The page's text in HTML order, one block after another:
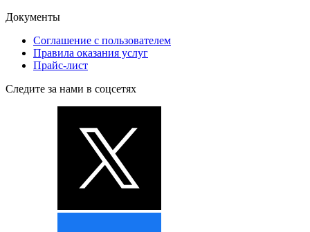
Документы
Соглашение с пользователем
Правила оказания услуг
Прайс-лист
Следите за нами в соцсетях